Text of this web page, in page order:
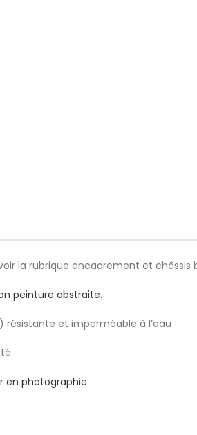
la rubrique encadrement et châssis
peinture abstraite.
et imperméable à l’eau
en photographie